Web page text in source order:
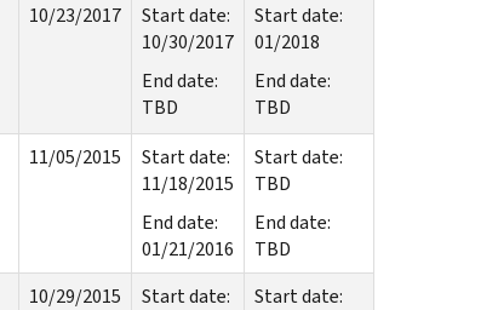
10/23/2017
Start date:
10/30/2017
End date:
TBD
Start date:
01/2018
End date:
TBD
11/05/2015
Start date:
11/18/2015
End date:
01/21/2016
Start date:
TBD
End date:
TBD
10/29/2015
Start date:
Start date: